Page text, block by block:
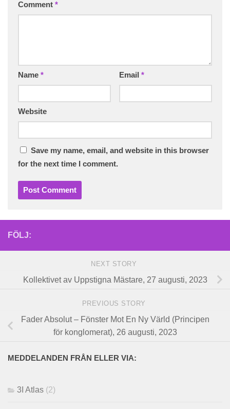
Comment *
Name * Email *
Website
Save my name, email, and website in this browser
for the next time I comment.
FÖLJ:
NEXT STORY
Kollektivet av Uppstigna Mästare, 27 augusti, 2023
PREVIOUS STORY
Fader Absolut – Fönster Mot En Ny Värld (Principen
för konglomerat), 26 augusti, 2023
MEDDELANDEN FRÅN ELLER VIA:
3I Atlas (2)